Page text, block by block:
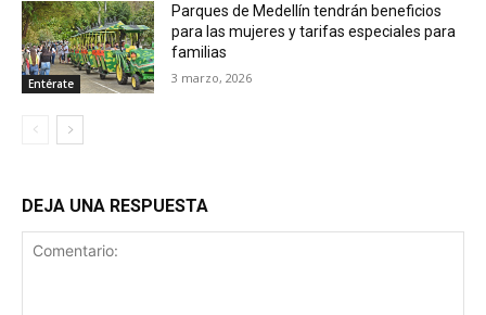
Entérate
Parques de Medellín tendrán beneficios
para las mujeres y tarifas especiales para
familias
3 marzo, 2026
DEJA UNA RESPUESTA